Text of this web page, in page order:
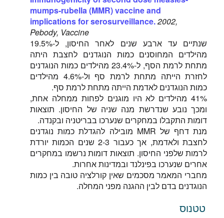
mumps-rubella (MMR) vaccine and
implications for serosurveillance.2002,
Pebody, Vaccine
שנתיים עד ארבע שנים לאחר החיסון, ל-19.5%
מהילדים המחוסנים כמות הנוגדנים לחצבת היתה
מתחת לרמת הסף, ל-23.4% מהילדים כמות הנוגדנים
לחזרת הייתה מתחת לרמת סף ול-4.6% מהילדים
כמות הנוגדנים לאדמת הייתה מתחת לרמת סף.
41% מהילדים לא היו מוגנים לפחות ממחלה אחת,
ומכך נובע שנדרשת מנה שניה של החיסון. תוצאות
דומות התקבלו במחקרים שנערכו בבריטניה ובקנדה.
מנת דחף של MMR מובילה להגדלת כמות נוגדנים
לחצבת ולאדמת, אך כעבור 2-3 שנים הכמות יורדת
לרמות שלפני החיסון. תוצאות דומות נרשמו במחקרים
אחרים שנערכו בפינלנד ובמדינות אחרות.
מחברי המאמר מסכמים שאין קורלציה טובה בין כמות
הנוגדנים בדם לבין ההגנה מפני המחלה.
טטנוס